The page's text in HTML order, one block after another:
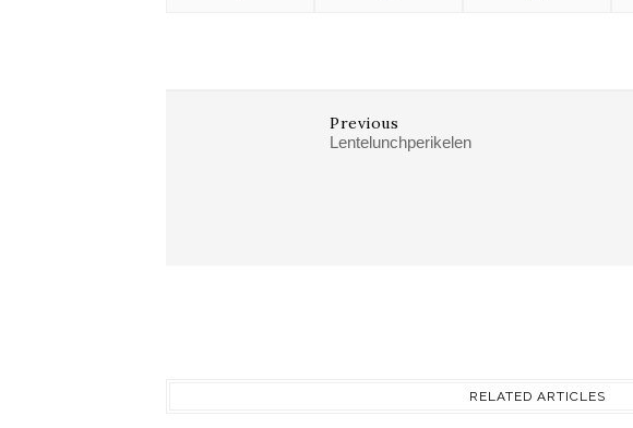
Previous
Lentelunchperikelen
RELATED ARTICLES